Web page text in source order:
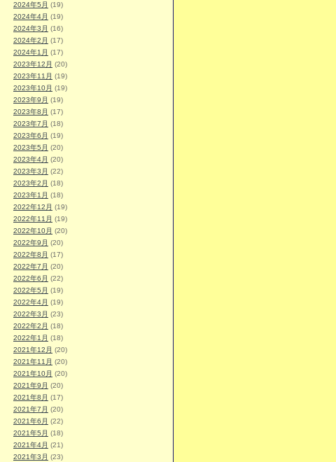
2024年5月 (19)
2024年4月 (19)
2024年3月 (16)
2024年2月 (17)
2024年1月 (17)
2023年12月 (20)
2023年11月 (19)
2023年10月 (19)
2023年9月 (19)
2023年8月 (17)
2023年7月 (18)
2023年6月 (19)
2023年5月 (20)
2023年4月 (20)
2023年3月 (22)
2023年2月 (18)
2023年1月 (18)
2022年12月 (19)
2022年11月 (19)
2022年10月 (20)
2022年9月 (20)
2022年8月 (17)
2022年7月 (20)
2022年6月 (22)
2022年5月 (19)
2022年4月 (19)
2022年3月 (23)
2022年2月 (18)
2022年1月 (18)
2021年12月 (20)
2021年11月 (20)
2021年10月 (20)
2021年9月 (20)
2021年8月 (17)
2021年7月 (20)
2021年6月 (22)
2021年5月 (18)
2021年4月 (21)
2021年3月 (23)